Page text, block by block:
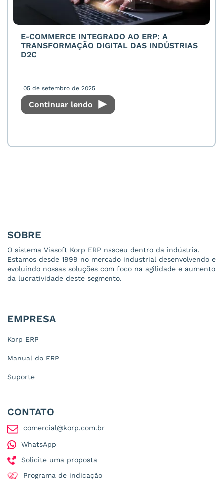
E-COMMERCE INTEGRADO AO ERP: A
TRANSFORMAÇÃO DIGITAL DAS INDÚSTRIAS
D2C
05 de setembro de 2025
Continuar lendo
SOBRE
O sistema Viasoft Korp ERP nasceu dentro da indústria.
Estamos desde 1999 no mercado industrial desenvolvendo e
evoluindo nossas soluções com foco na agilidade e aumento
da lucratividade deste segmento.
EMPRESA
Korp ERP
Manual do ERP
Suporte
CONTATO
comercial@korp.com.br
WhatsApp
Solicite uma proposta
Programa de indicação